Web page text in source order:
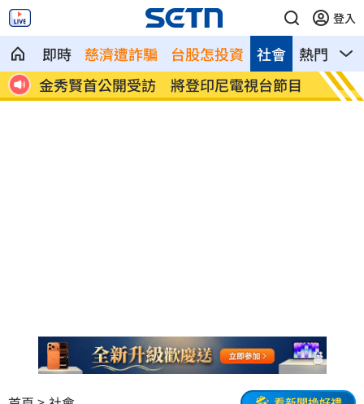
登入
即時 慈濟遭詐騙 台股怎投資 熱門 影
社會
金秀賢首公開受訪 將登印尼電視台節目 澎湖